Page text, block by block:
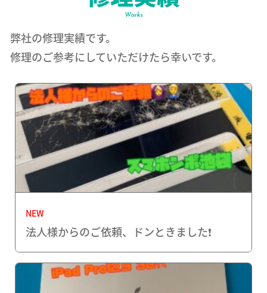
弊社の修理実績です。
修理のご参考にしていただけたら幸いです。
NEW
法人様からのご依頼、ドンときました❗️